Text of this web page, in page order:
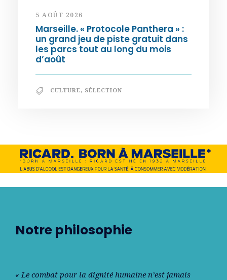
5 AOÛT 2026
Marseille. « Protocole Panthera » :
un grand jeu de piste gratuit dans
les parcs tout au long du mois
d’août
CULTURE, SÉLECTION
Notre philosophie
« Le combat pour la dignité humaine n’est jamais